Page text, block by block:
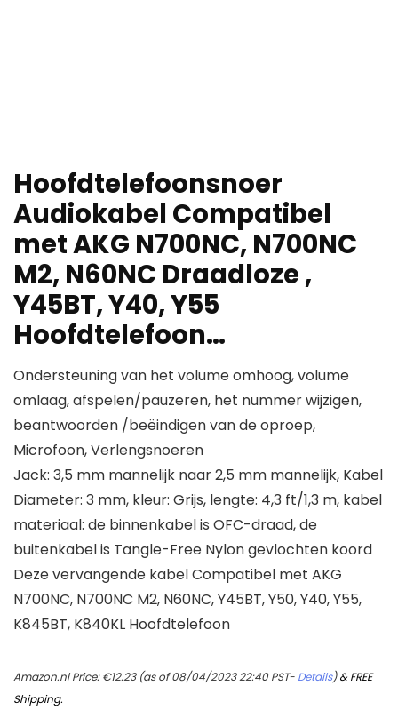
Hoofdtelefoonsnoer
Audiokabel Compatibel
met AKG N700NC, N700NC
M2, N60NC Draadloze ,
Y45BT, Y40, Y55
Hoofdtelefoon…
Ondersteuning van het volume omhoog, volume
omlaag, afspelen/pauzeren, het nummer wijzigen,
beantwoorden /beëindigen van de oproep,
Microfoon, Verlengsnoeren
Jack: 3,5 mm mannelijk naar 2,5 mm mannelijk, Kabel
Diameter: 3 mm, kleur: Grijs, lengte: 4,3 ft/1,3 m, kabel
materiaal: de binnenkabel is OFC-draad, de
buitenkabel is Tangle-Free Nylon gevlochten koord
Deze vervangende kabel Compatibel met AKG
N700NC, N700NC M2, N60NC, Y45BT, Y50, Y40, Y55,
K845BT, K840KL Hoofdtelefoon
Amazon.nl Price:€12.23(as of 08/04/2023 22:40 PST- Details)&FREE
Shipping.